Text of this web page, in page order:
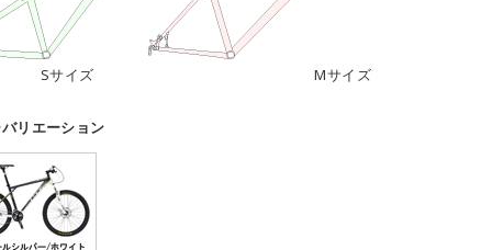
イズ Mサイズ
リエーション